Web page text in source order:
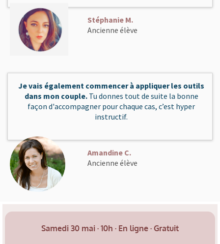
Stéphanie M.
Ancienne élève
Je vais également commencer à appliquer les outils
dans mon couple. Tu donnes tout de suite la bonne
façon d'accompagner pour chaque cas, c’est hyper
instructif.
Amandine C.
Ancienne élève
Samedi 30 mai · 10h · En ligne · Gratuit